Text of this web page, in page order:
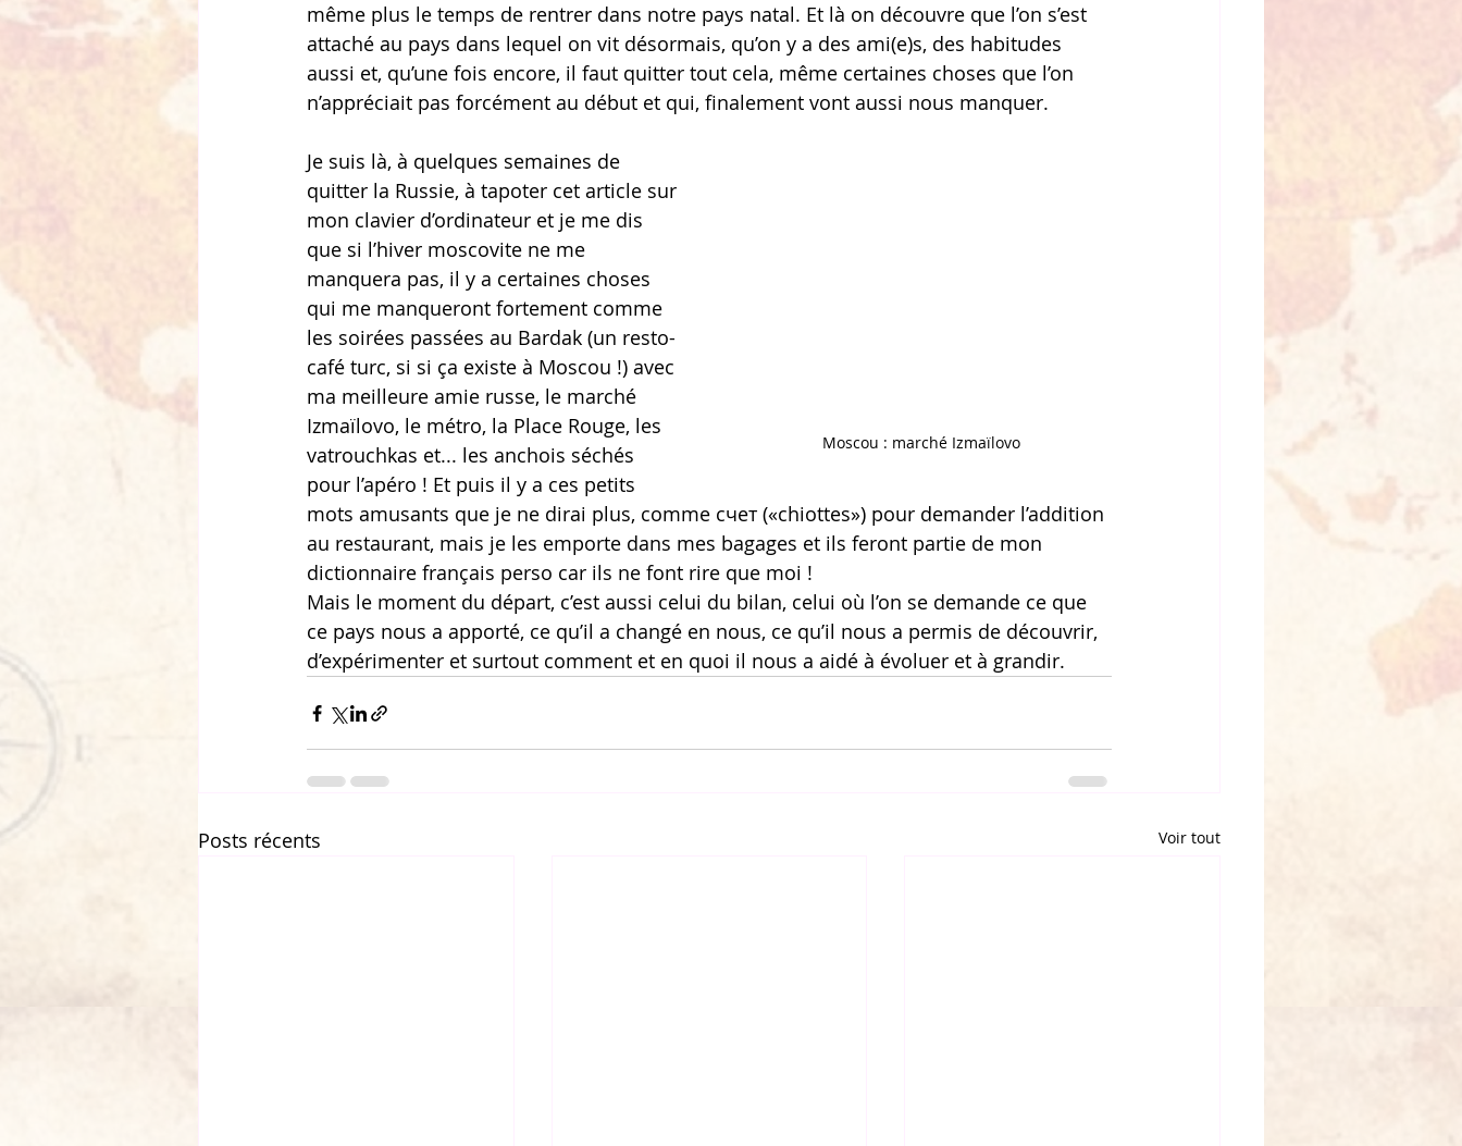
même plus le temps de rentrer dans notre pays natal. Et là on découvre que l’on s’est
attaché au pays dans lequel on vit désormais, qu’on y a des ami(e)s, des habitudes
aussi et, qu’une fois encore, il faut quitter tout cela, même certaines choses que l’on
n’appréciait pas forcément au début et qui, finalement vont aussi nous manquer.
Moscou : marché Izmaïlovo
Je suis là, à quelques semaines de
quitter la Russie, à tapoter cet article sur
mon clavier d’ordinateur et je me dis
que si l’hiver moscovite ne me
manquera pas, il y a certaines choses
qui me manqueront fortement comme
les soirées passées au Bardak (un resto-
café turc, si si ça existe à Moscou !) avec
ma meilleure amie russe, le marché
Izmaïlovo, le métro, la Place Rouge, les
vatrouchkas et... les anchois séchés
pour l’apéro ! Et puis il y a ces petits
mots amusants que je ne dirai plus, comme счет («chiottes») pour demander l’addition
au restaurant, mais je les emporte dans mes bagages et ils feront partie de mon
dictionnaire français perso car ils ne font rire que moi !
Mais le moment du départ, c’est aussi celui du bilan, celui où l’on se demande ce que
ce pays nous a apporté, ce qu’il a changé en nous, ce qu’il nous a permis de découvrir,
d’expérimenter et surtout comment et en quoi il nous a aidé à évoluer et à grandir.
Posts récents Voir tout